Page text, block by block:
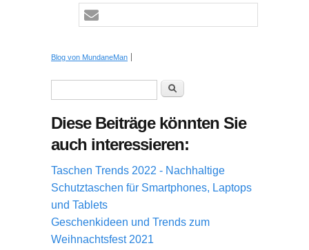
Blog von MundaneMan
Suche
Diese Beiträge könnten Sie
auch interessieren:
Taschen Trends 2022 - Nachhaltige
Schutztaschen für Smartphones, Laptops
und Tablets
Geschenkideen und Trends zum
Weihnachtsfest 2021